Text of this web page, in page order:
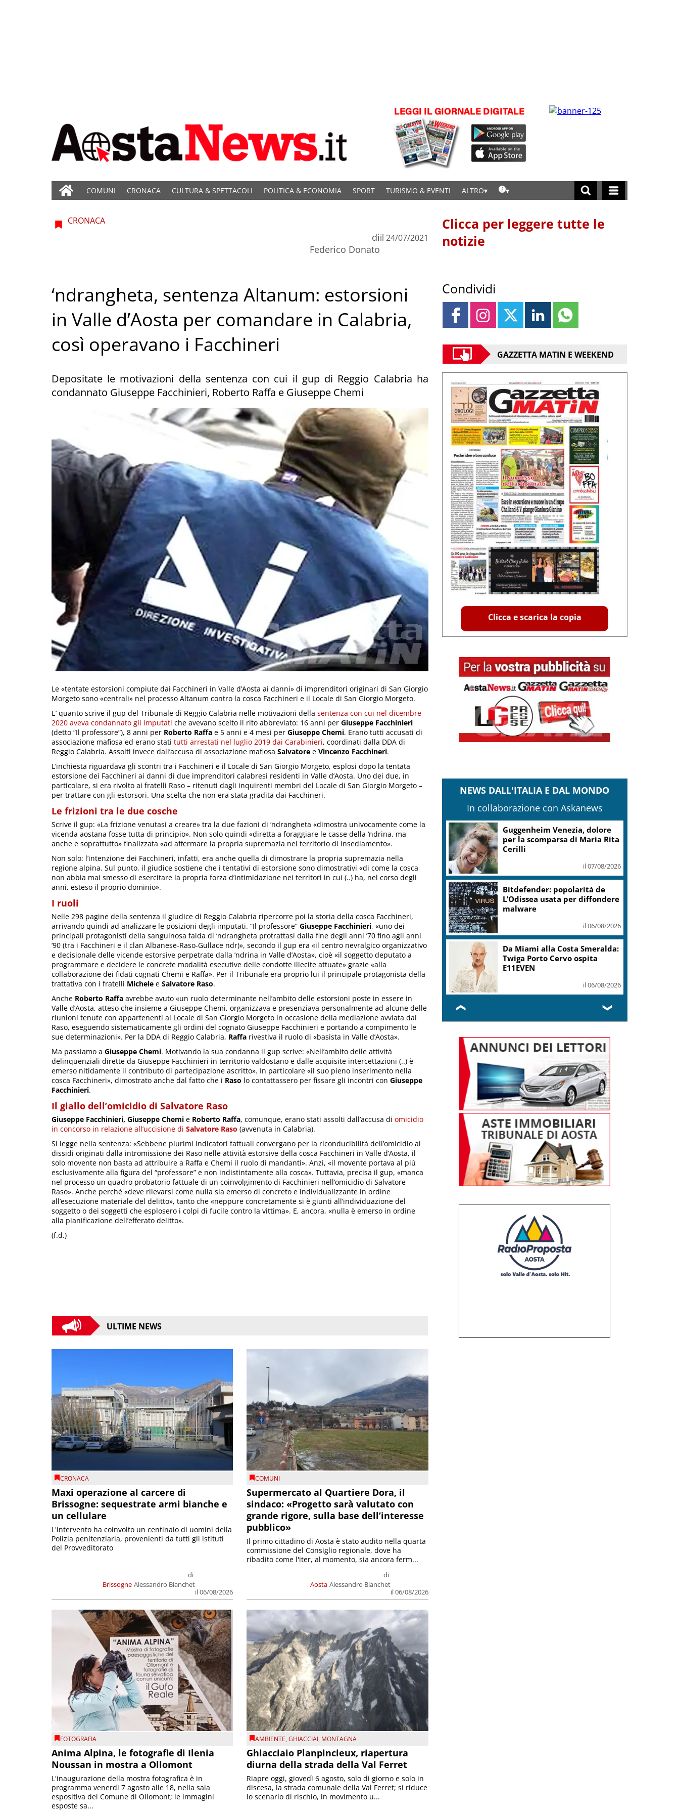
COMUNI CRONACA CULTURA & SPETTACOLI POLITICA & ECONOMIA SPORT TURISMO & EVENTI ALTRO
CRONACA
di
Federico Donato
il 24/07/2021
‘ndrangheta, sentenza Altanum: estorsioni
in Valle d’Aosta per comandare in Calabria,
così operavano i Facchineri
Depositate le motivazioni della sentenza con cui il gup di Reggio Calabria ha
condannato Giuseppe Facchinieri, Roberto Raffa e Giuseppe Chemi
Le «tentate estorsioni compiute dai Facchineri in Valle d’Aosta ai danni» di imprenditori originari di San Giorgio
Morgeto sono «centrali» nel processo Altanum contro la cosca Facchineri e il Locale di San Giorgio Morgeto.
E’ quanto scrive il gup del Tribunale di Reggio Calabria nelle motivazioni della sentenza con cui nel dicembre
2020 aveva condannato gli imputati che avevano scelto il rito abbreviato: 16 anni per Giuseppe Facchinieri
(detto “Il professore”), 8 anni per Roberto Raffa e 5 anni e 4 mesi per Giuseppe Chemi. Erano tutti accusati di
associazione mafiosa ed erano stati tutti arrestati nel luglio 2019 dai Carabinieri, coordinati dalla DDA di
Reggio Calabria. Assolti invece dall’accusa di associazione mafiosa Salvatore e Vincenzo Facchineri.
L’inchiesta riguardava gli scontri tra i Facchineri e il Locale di San Giorgio Morgeto, esplosi dopo la tentata
estorsione dei Facchineri ai danni di due imprenditori calabresi residenti in Valle d’Aosta. Uno dei due, in
particolare, si era rivolto ai fratelli Raso – ritenuti dagli inquirenti membri del Locale di San Giorgio Morgeto –
per trattare con gli estorsori. Una scelta che non era stata gradita dai Facchineri.
Le frizioni tra le due cosche
Scrive il gup: «La frizione venutasi a creare» tra la due fazioni di ‘ndrangheta «dimostra univocamente come la
vicenda aostana fosse tutta di principio». Non solo quindi «diretta a foraggiare le casse della ‘ndrina, ma
anche e soprattutto» finalizzata «ad affermare la propria supremazia nel territorio di insediamento».
Non solo: l’intenzione dei Facchineri, infatti, era anche quella di dimostrare la propria supremazia nella
regione alpina. Sul punto, il giudice sostiene che i tentativi di estorsione sono dimostrativi «di come la cosca
non abbia mai smesso di esercitare la propria forza d’intimidazione nei territori in cui (..) ha, nel corso degli
anni, esteso il proprio dominio».
I ruoli
Nelle 298 pagine della sentenza il giudice di Reggio Calabria ripercorre poi la storia della cosca Facchineri,
arrivando quindi ad analizzare le posizioni degli imputati. “Il professore” Giuseppe Facchinieri, «uno dei
principali protagonisti della sanguinosa faida di ‘ndrangheta protrattasi dalla fine degli anni ’70 fino agli anni
’90 (tra i Facchineri e il clan Albanese-Raso-Gullace ndr)», secondo il gup era «il centro nevralgico organizzativo
e decisionale delle vicende estorsive perpetrate dalla ‘ndrina in Valle d’Aosta», cioè «il soggetto deputato a
programmare e decidere le concrete modalità esecutive delle condotte illecite attuate» grazie «alla
collaborazione dei fidati cognati Chemi e Raffa». Per il Tribunale era proprio lui il principale protagonista della
trattativa con i fratelli Michele e Salvatore Raso.
Anche Roberto Raffa avrebbe avuto «un ruolo determinante nell’ambito delle estorsioni poste in essere in
Valle d’Aosta, atteso che insieme a Giuseppe Chemi, organizzava e presenziava personalmente ad alcune delle
riunioni tenute con appartenenti al Locale di San Giorgio Morgeto in occasione della mediazione avviata dai
Raso, eseguendo sistematicamente gli ordini del cognato Giuseppe Facchinieri e portando a compimento le
sue determinazioni». Per la DDA di Reggio Calabria, Raffa rivestiva il ruolo di «basista in Valle d’Aosta».
Ma passiamo a Giuseppe Chemi. Motivando la sua condanna il gup scrive: «Nell’ambito delle attività
delinquenziali dirette da Giuseppe Facchinieri in territorio valdostano e dalle acquisite intercettazioni (..) è
emerso nitidamente il contributo di partecipazione ascritto». In particolare «il suo pieno inserimento nella
cosca Facchineri», dimostrato anche dal fatto che i Raso lo contattassero per fissare gli incontri con Giuseppe
Facchinieri.
Il giallo dell’omicidio di Salvatore Raso
Giuseppe Facchinieri, Giuseppe Chemi e Roberto Raffa, comunque, erano stati assolti dall’accusa di omicidio
in concorso in relazione all’uccisione di Salvatore Raso (avvenuta in Calabria).
Si legge nella sentenza: «Sebbene plurimi indicatori fattuali convergano per la riconducibilità dell’omicidio ai
dissidi originati dalla intromissione dei Raso nelle attività estorsive della cosca Facchineri in Valle d’Aosta, il
solo movente non basta ad attribuire a Raffa e Chemi il ruolo di mandanti». Anzi, «il movente portava al più
esclusivamente alla figura del “professore” e non indistintamente alla cosca». Tuttavia, precisa il gup, «manca
nel processo un quadro probatorio fattuale di un coinvolgimento di Facchinieri nell’omicidio di Salvatore
Raso». Anche perché «deve rilevarsi come nulla sia emerso di concreto e individualizzante in ordine
all’esecuzione materiale del delitto», tanto che «neppure concretamente si è giunti all’individuazione del
soggetto o dei soggetti che esplosero i colpi di fucile contro la vittima». E, ancora, «nulla è emerso in ordine
alla pianificazione dell’efferato delitto».
(f.d.)
ULTIME NEWS
CRONACA
Maxi operazione al carcere di
Brissogne: sequestrate armi bianche e
un cellulare
Brissogne
di
Alessandro Bianchet
il 06/08/2026
L'intervento ha coinvolto un centinaio di uomini della
Polizia penitenziaria, provenienti da tutti gli istituti
del Provveditorato
COMUNI
Supermercato al Quartiere Dora, il
sindaco: «Progetto sarà valutato con
grande rigore, sulla base dell’interesse
pubblico»
Aosta
di
Alessandro Bianchet
il 06/08/2026
Il primo cittadino di Aosta è stato audito nella quarta
commissione del Consiglio regionale, dove ha
ribadito come l'iter, al momento, sia ancora ferm...
FOTOGRAFIA
Anima Alpina, le fotografie di Ilenia
Noussan in mostra a Ollomont
L'inaugurazione della mostra fotografica è in
programma venerdì 7 agosto alle 18, nella sala
espositiva del Comune di Ollomont; le immagini
esposte sa...
AMBIENTE,GHIACCIAI, MONTAGNA
Ghiacciaio Planpincieux, riapertura
diurna della strada della Val Ferret
Riapre oggi, giovedì 6 agosto, solo di giorno e solo in
discesa, la strada comunale della Val Ferret; si riduce
lo scenario di rischio, in movimento u...
Clicca per leggere tutte le
notizie
Condividi
GAZZETTA MATIN E WEEKEND
Clicca e scarica la copia
NEWS DALL'ITALIA E DAL MONDO
In collaborazione con Askanews
Guggenheim Venezia, dolore
per la scomparsa di Maria Rita
Cerilli
il 07/08/2026
Bitdefender: popolarità de
L’Odissea usata per diffondere
malware
il 06/08/2026
Da Miami alla Costa Smeralda:
Twiga Porto Cervo ospita
E11EVEN
il 06/08/2026
❮ ❯